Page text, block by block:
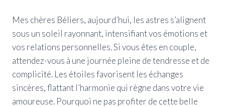
Mes chères Béliers, aujourd’hui, les astres s’alignent
sous un soleil rayonnant, intensifiant vos émotions et
vos relations personnelles. Si vous êtes en couple,
attendez-vous à une journée pleine de tendresse et de
complicité. Les étoiles favorisent les échanges
sincères, flattant l’harmonie qui règne dans votre vie
amoureuse. Pourquoi ne pas profiter de cette belle